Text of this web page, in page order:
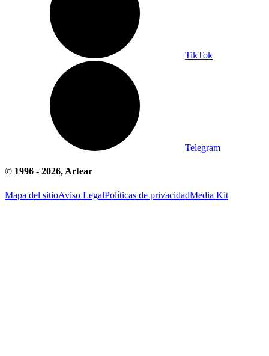
TikTok
Telegram
© 1996 - 2026, Artear
Mapa del sitioAviso LegalPolíticas de privacidadMedia Kit